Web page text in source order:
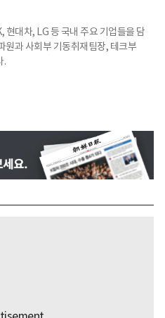
현대차, LG 등 국내 주요 기업들을 담
원과 사회부 기동취재팀장, 테크부
.